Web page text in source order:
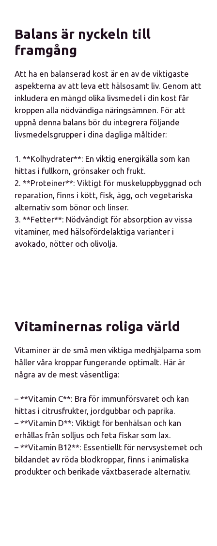
Balans är nyckeln till
framgång
Att ha en balanserad kost är en av de viktigaste
aspekterna av att leva ett hälsosamt liv. Genom att
inkludera en mängd olika livsmedel i din kost får
kroppen alla nödvändiga näringsämnen. För att
uppnå denna balans bör du integrera följande
livsmedelsgrupper i dina dagliga måltider:
1. **Kolhydrater**: En viktig energikälla som kan
hittas i fullkorn, grönsaker och frukt.
2. **Proteiner**: Viktigt för muskeluppbyggnad och
reparation, finns i kött, fisk, ägg, och vegetariska
alternativ som bönor och linser.
3. **Fetter**: Nödvändigt för absorption av vissa
vitaminer, med hälsofördelaktiga varianter i
avokado, nötter och olivolja.
Vitaminernas roliga värld
Vitaminer är de små men viktiga medhjälparna som
håller våra kroppar fungerande optimalt. Här är
några av de mest väsentliga:
– **Vitamin C**: Bra för immunförsvaret och kan
hittas i citrusfrukter, jordgubbar och paprika.
– **Vitamin D**: Viktigt för benhälsan och kan
erhållas från solljus och feta fiskar som lax.
– **Vitamin B12**: Essentiellt för nervsystemet och
bildandet av röda blodkroppar, finns i animaliska
produkter och berikade växtbaserade alternativ.